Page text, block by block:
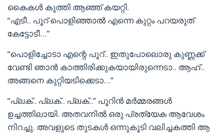
കൈകൾ കുത്തി ആഞ്ഞ് കയറ്റി.
“എടീ.. പൂറ് പൊളിഞ്ഞാൽ എന്നെ കുറ്റം പറയരുത്
കേട്ടോടീ…”
“പൊളിച്ചോടാ എന്റെ പൂറ്.. ഇതുപോലൊരു കുണ്ണക്ക്
വേണ്ടി ഞാൻ കാത്തിരിക്കുകയായിരുന്നെടാ.. ആഹ്..
അങ്ങനെ കുറ്റിയടിക്കെടാ…”
“പ്ലക്.. പ്ലക്.. പ്ലക്..” പൂറിൻ മർമ്മരങ്ങൾ
ഉച്ചത്തിലായി. അതവനിൽ ഒരു പ്രത്യേക ആവേശം
നിറച്ചു. അവളുടെ തുടകൾ ഒന്നുകൂടി വലിച്ചകത്തി ആ